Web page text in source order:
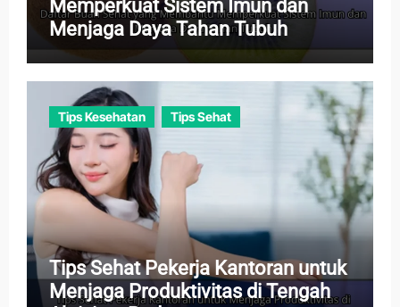
Memperkuat Sistem Imun dan
Menjaga Daya Tahan Tubuh
Tips Kesehatan Tips Sehat
Tips Sehat Pekerja Kantoran untuk
Menjaga Produktivitas di Tengah